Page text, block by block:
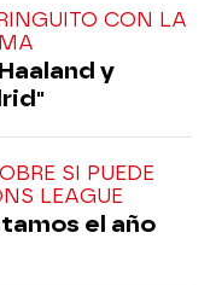
CON LA
y
SI PUEDE
LEAGUE
el año